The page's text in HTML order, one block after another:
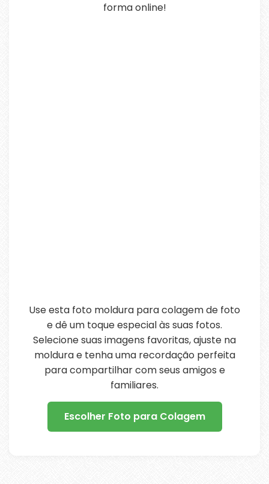
forma online!
Use esta foto moldura para colagem de foto
e dê um toque especial às suas fotos.
Selecione suas imagens favoritas, ajuste na
moldura e tenha uma recordação perfeita
para compartilhar com seus amigos e
familiares.
Escolher Foto para Colagem